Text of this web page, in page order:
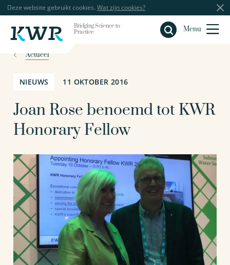
Deze website gebruikt cookies. Wat zijn cookies?
Bridging Science to
Practice
Menu
Sluiten
Actueel
NIEUWS 11 OKTOBER 2016
Joan Rose benoemd tot KWR
Honorary Fellow